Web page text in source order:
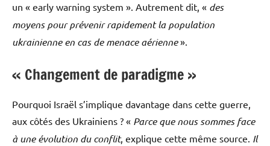
un « early warning system ». Autrement dit, « des
moyens pour prévenir rapidement la population
ukrainienne en cas de menace aérienne».
« Changement de paradigme »
Pourquoi Israël s’implique davantage dans cette guerre,
aux côtés des Ukrainiens ? « Parce que nous sommes face
à une évolution du conflit, explique cette même source. Il